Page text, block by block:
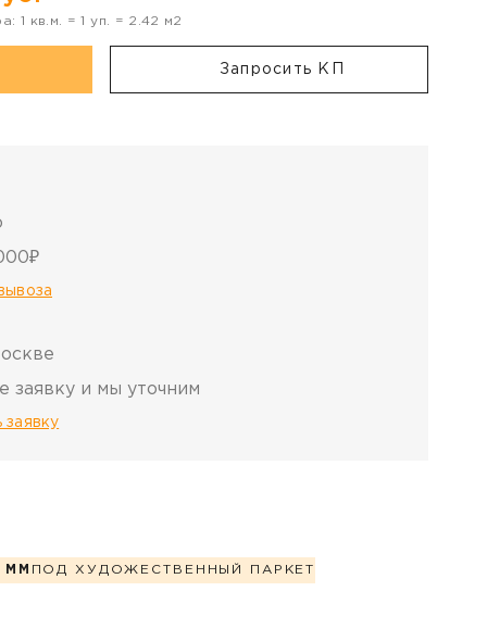
1 кв.м. =1 уп. = 2.42 м2
Запросить КП
заявку и мы уточним
заявку
ММ ПОД ХУДОЖЕСТВЕННЫЙ ПАРКЕТ